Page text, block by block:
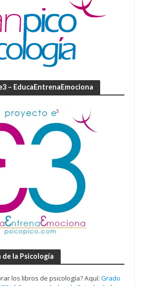
– EducaEntrenaEmociona
de la Psicología
los libros de psicología? Aquí: Grado